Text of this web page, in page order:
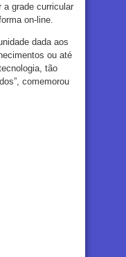
a grade curricular
on-line.
dada aos
ou até
tão
comemorou